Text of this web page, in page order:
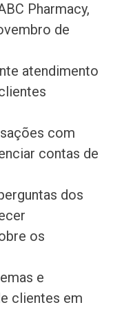
Pharmacy,
de
atendimento
com
contas de
dos
os
e
clientes em